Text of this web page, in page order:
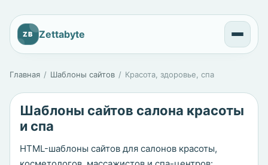
ZB Zettabyte
Главная Шаблоны сайтов Красота, здоровье, спа
Шаблоны сайтов салона красоты
и спа
HTML-шаблоны сайтов для салонов красоты,